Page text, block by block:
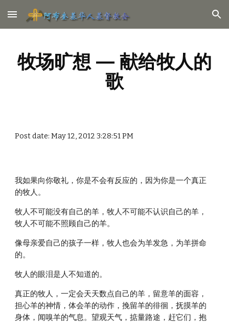
Skip to main content Skip to navigation
牧场旷想 — 献给牧人的
歌
Post date: May 12, 2012 3:28:51 PM
我如果向你敬礼，你是不会有反应的，因为你是一个真正
的牧人。
牧人不可能没有自己的羊，牧人不可能不认识自己的羊，
牧人不可能不照顾自己的羊。
像母亲爱自己的孩子一样，牧人也会为羊发急，为羊拼命
的。
牧人的眼泪是人不知道的。
真正的牧人，一定会天天数点自己的羊，留意羊的面容，
担心羊的神情，体会羊的动作，挽留羊的徘徊，抚摸羊的
身体，闻嗅羊的气息。望观天气，掂量路途，赶它们，抱